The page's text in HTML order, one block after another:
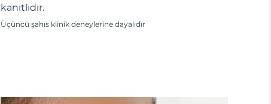
kanıtlıdır.
Üçüncü şahıs klinik deneylerine dayalıdır